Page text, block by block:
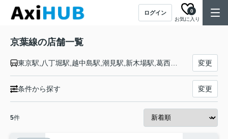
ログイン
お気に入り
0
京葉線の店舗一覧
変更
条件から探す 変更
5件